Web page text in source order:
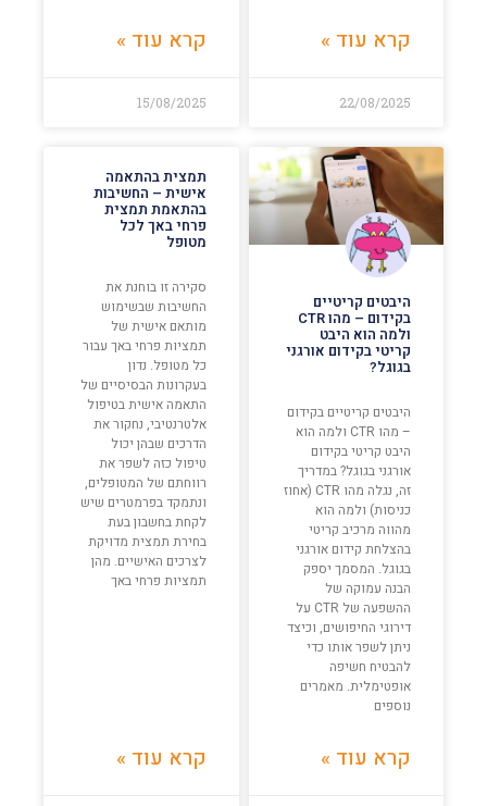
קרא עוד »
22/08/2025
קרא עוד »
15/08/2025
היבטים קריטיים
בקידום – מהו CTR
ולמה הוא היבט
קריטי בקידום אורגני
בגוגל?
היבטים קריטיים בקידום
– מהו CTR ולמה הוא
היבט קריטי בקידום
אורגני בגוגל? במדריך
זה, נגלה מהו CTR (אחוז
כניסות) ולמה הוא
מהווה מרכיב קריטי
בהצלחת קידום אורגני
בגוגל. המסמך יספק
הבנה עמוקה של
ההשפעה של CTR על
דירוגי החיפושים, וכיצד
ניתן לשפר אותו כדי
להבטיח חשיפה
אופטימלית. מאמרים
נוספים
קרא עוד »
תמצית בהתאמה
אישית – החשיבות
בהתאמת תמצית
פרחי באך לכל
מטופל
סקירה זו בוחנת את
החשיבות שבשימוש
מותאם אישית של
תמציות פרחי באך עבור
כל מטופל. נדון
בעקרונות הבסיסיים של
התאמה אישית בטיפול
אלטרנטיבי, נחקור את
הדרכים שבהן יכול
טיפול כזה לשפר את
רווחתם של המטופלים,
ונתמקד בפרמטרים שיש
לקחת בחשבון בעת
בחירת תמצית מדויקת
לצרכים האישיים. מהן
תמציות פרחי באך
קרא עוד »